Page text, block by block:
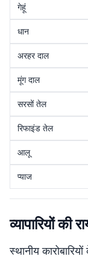
गेहूं
धान
अरहर दाल
मूंग दाल
सरसों तेल
रिफाइंड तेल
आलू
प्याज
व्यापारियों की
स्थानीय